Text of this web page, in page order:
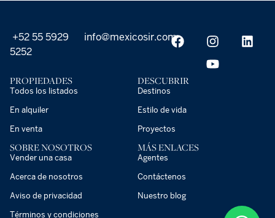
+52 55 5929
5252
info@mexicosir.com
PROPIEDADES
Todos los listados
En alquiler
En venta
DESCUBRIR
Destinos
Estilo de vida
Proyectos
SOBRE NOSOTROS
Vender una casa
Acerca de nosotros
Aviso de privacidad
Términos y condiciones
MÁS ENLACES
Agentes
Contáctenos
Nuestro blog